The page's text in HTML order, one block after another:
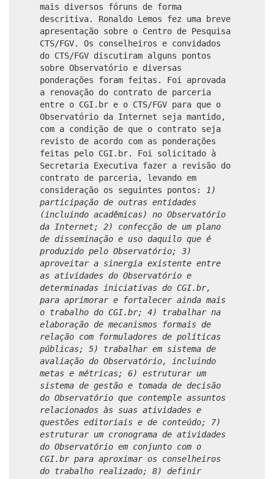
mais diversos fóruns de forma
descritiva. Ronaldo Lemos fez uma breve
apresentação sobre o Centro de Pesquisa
CTS/FGV. Os conselheiros e convidados
do CTS/FGV discutiram alguns pontos
sobre Observatório e diversas
ponderações foram feitas. Foi aprovada
a renovação do contrato de parceria
entre o CGI.br e o CTS/FGV para que o
Observatório da Internet seja mantido,
com a condição de que o contrato seja
revisto de acordo com as ponderações
feitas pelo CGI.br. Foi solicitado à
Secretaria Executiva fazer a revisão do
contrato de parceria, levando em
consideração os seguintes pontos:
1)
participação de outras entidades
(incluindo acadêmicas) no Observatório
da Internet; 2) confecção de um plano
de disseminação e uso daquilo que é
produzido pelo Observatório; 3)
aproveitar a sinergia existente entre
as atividades do Observatório e
determinadas iniciativas do CGI.br,
para aprimorar e fortalecer ainda mais
o trabalho do CGI.br; 4) trabalhar na
elaboração de mecanismos formais de
relação com formuladores de políticas
públicas; 5) trabalhar em sistema de
avaliação do Observatório, incluindo
metas e métricas; 6) estruturar um
sistema de gestão e tomada de decisão
do Observatório que contemple assuntos
relacionados às suas atividades e
questões editoriais e de conteúdo; 7)
estruturar um cronograma de atividades
do Observatório em conjunto com o
CGI.br para aproximar os conselheiros
do trabalho realizado; 8) definir